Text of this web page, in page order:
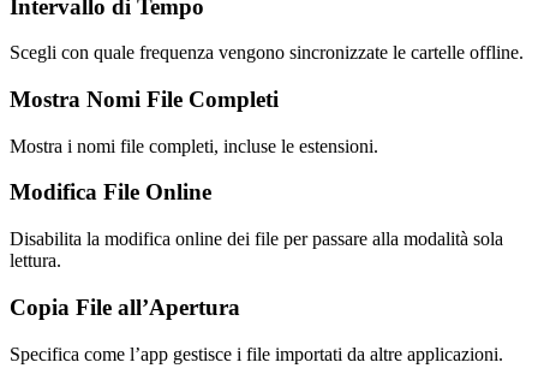
Intervallo di Tempo
Scegli con quale frequenza vengono sincronizzate le cartelle offline.
Mostra Nomi File Completi
Mostra i nomi file completi, incluse le estensioni.
Modifica File Online
Disabilita la modifica online dei file per passare alla modalità sola
lettura.
Copia File all’Apertura
Specifica come l’app gestisce i file importati da altre applicazioni.